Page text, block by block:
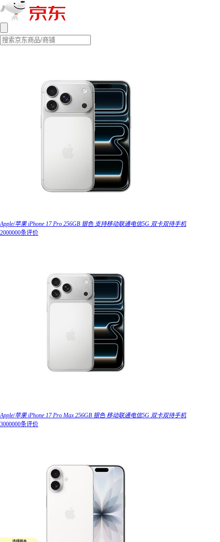
Apple/苹果 iPhone 17 Pro 256GB 银色 支持移动联通电信5G 双卡双待手机
2000000条评价
Apple/苹果 iPhone 17 Pro Max 256GB 银色 移动联通电信5G 双卡双待手机
3000000条评价